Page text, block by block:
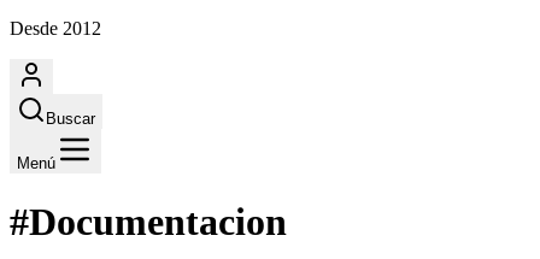
Desde 2012
Buscar
Menú
#Documentacion